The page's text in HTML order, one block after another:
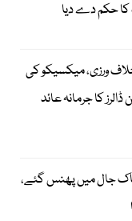
کا حکم دے دیا
ورزی، میکسیکو کی
میٹا پر 567 ملین ڈالرز کا جرمانہ عائد
جال میں پھنس گئے،